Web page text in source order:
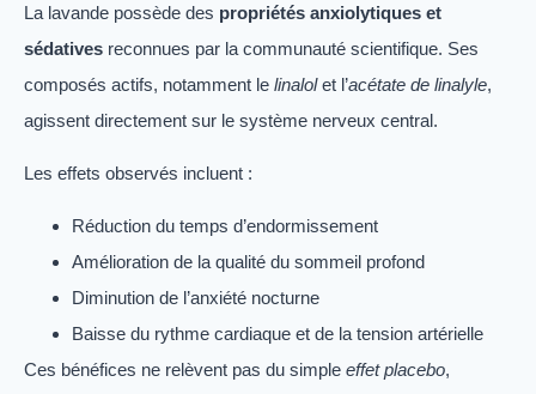
La lavande possède des propriétés anxiolytiques et
sédatives reconnues par la communauté scientifique. Ses
composés actifs, notamment le linalolet l’acétate de linalyle,
agissent directement sur le système nerveux central.
Les effets observés incluent :
Réduction du temps d’endormissement
Amélioration de la qualité du sommeil profond
Diminution de l’anxiété nocturne
Baisse du rythme cardiaque et de la tension artérielle
Ces bénéfices ne relèvent pas du simple effet placebo,